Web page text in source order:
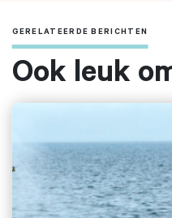
GERELATEERDE BERICHTEN
Ook leuk